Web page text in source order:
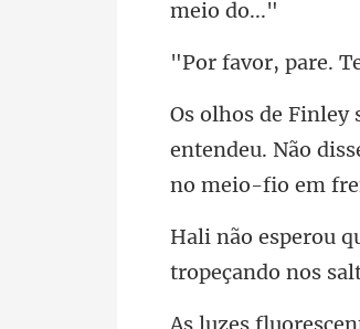
entendeu. Não